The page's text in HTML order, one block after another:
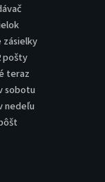
zásielky
pošty
teraz
sobotu
nedeľu